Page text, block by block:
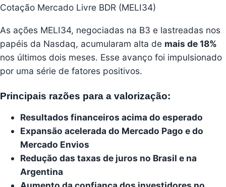
Cotação Mercado Livre BDR (MELI34)
As ações MELI34, negociadas na B3 e lastreadas nos
papéis da Nasdaq, acumularam alta de mais de 18%
nos últimos dois meses. Esse avanço foi impulsionado
por uma série de fatores positivos.
Principais razões para a valorização:
Resultados financeiros acima do esperado
Expansão acelerada do Mercado Pago e do
Mercado Envios
Redução das taxas de juros no Brasil e na
Argentina